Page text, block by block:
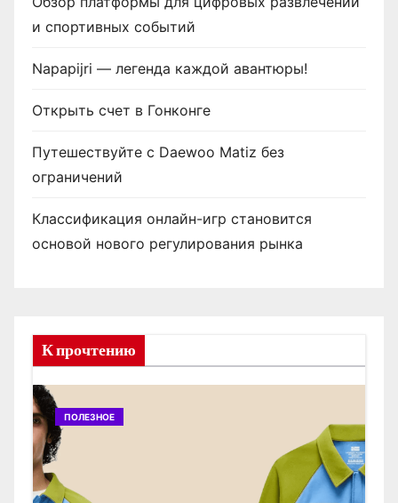
и спортивных событий
Napapijri — легенда каждой авантюры!
Открыть счет в Гонконге
Путешествуйте с Daewoo Matiz без
ограничений
Классификация онлайн-игр становится
основой нового регулирования рынка
К прочтению
ПОЛЕЗНОЕ